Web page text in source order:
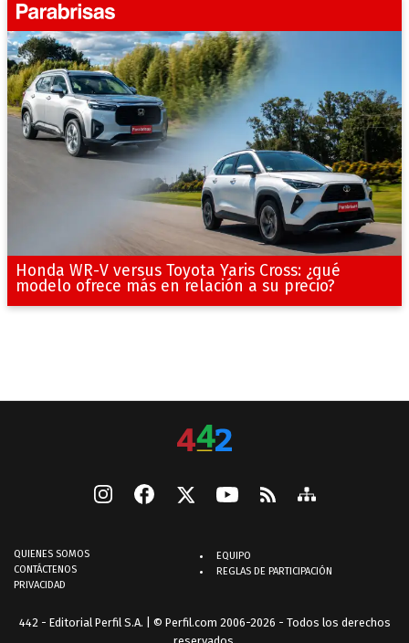
Honda WR-V versus Toyota Yaris Cross: ¿qué
modelo ofrece más en relación a su precio?
QUIENES SOMOS
CONTÁCTENOS
PRIVACIDAD
EQUIPO
REGLAS DE PARTICIPACIÓN
442 - Editorial Perfil S.A. | © Perfil.com 2006-2026 - Todos los derechos